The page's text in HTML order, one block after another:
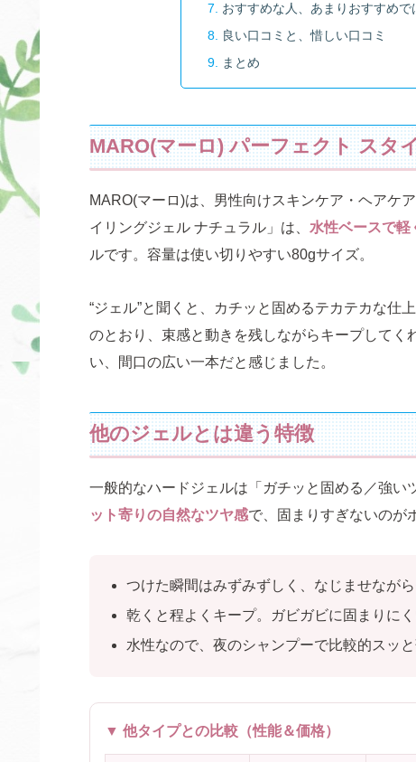
おすすめな人、あまりおすすめで
良い口コミと、惜しい口コミ
まとめ
MARO(マーロ) パーフェクト スタ
MARO(マーロ)は、男性向けスキンケア・ヘアケ
イリングジェル ナチュラル」は、 水性ベースで軽
ルです。容量は使い切りやすい80gサイズ。
“ジェル”と聞くと、カチッと固めるテカテカな仕
のとおり、束感と動きを残しながらキープして
い、間口の広い一本だと感じました。
他のジェルとは違う特徴
一般的なハードジェルは「ガチッと固める／強い
ット寄りの自然なツヤ感で、固まりすぎないのが
つけた瞬間はみずみずしく、なじませなが
乾くと程よくキープ。ガビガビに固まりに
水性なので、夜のシャンプーで比較的スッ
▼ 他タイプとの比較（性能＆価格）